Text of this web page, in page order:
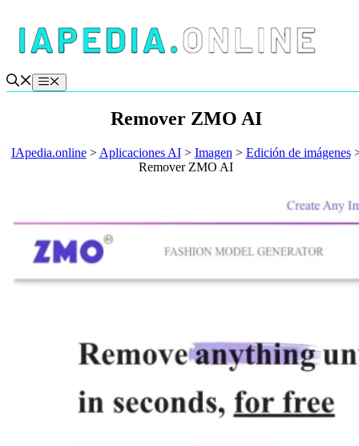
contenido
Menú
Remover ZMO AI
IApedia.online> Aplicaciones AI> Imagen > Edición de imágenes
Remover ZMO AI